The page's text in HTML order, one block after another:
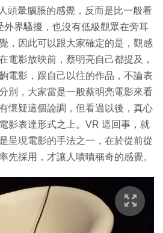
頭暈腦脹的感覺，反而是比一般看
外界騷擾，也沒有低級觀眾在旁耳
，因此可以跟大家確定的是，觀感
電影放映前，蔡明亮自己都提及，
電影，跟自己以往的作品，不論表
別，大家當是一般蔡明亮電影來看
懷疑這個論調，但看過以後，真心
影表達形式之上。VR 這回事，就
呈現電影的手法之一，在於從前從
先採用，才讓人嘖嘖稱奇的感覺。